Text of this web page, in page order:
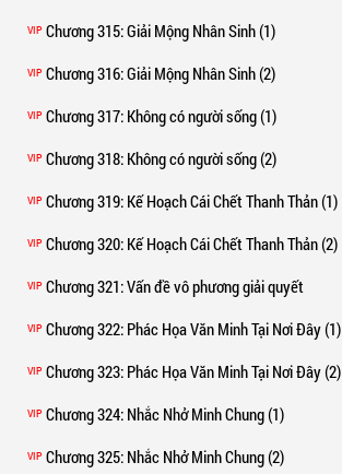
VIP Chương 315: Giải Mộng Nhân Sinh (1)
VIP Chương 316: Giải Mộng Nhân Sinh (2)
VIP Chương 317: Không có người sống (1)
VIP Chương 318: Không có người sống (2)
VIP Chương 319: Kế Hoạch Cái Chết Thanh Thản (1)
VIP Chương 320: Kế Hoạch Cái Chết Thanh Thản (2)
VIP Chương 321: Vấn đề vô phương giải quyết
VIP Chương 322: Phác Họa Văn Minh Tại Nơi Đây (1)
VIP Chương 323: Phác Họa Văn Minh Tại Nơi Đây (2)
VIP Chương 324: Nhắc Nhở Minh Chung (1)
VIP Chương 325: Nhắc Nhở Minh Chung (2)